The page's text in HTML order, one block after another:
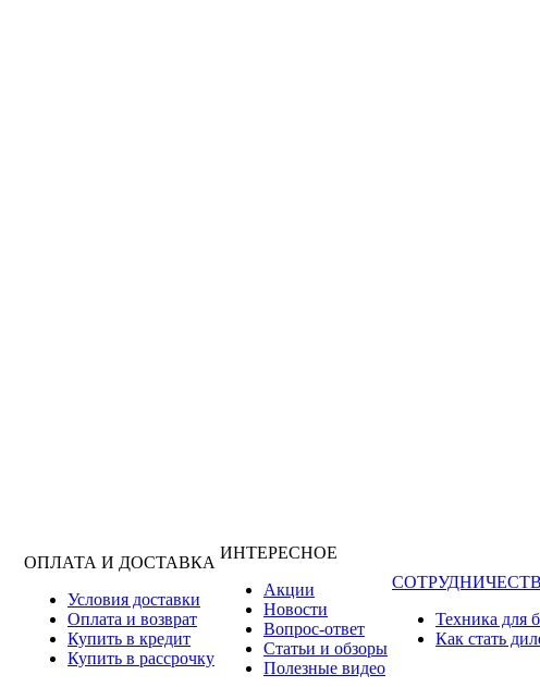
ОПЛАТА И ДОСТАВКА
Условия доставки
Оплата и возврат
Купить в кредит
Купить в рассрочку
ИНТЕРЕСНОЕ
Акции
Новости
Вопрос-ответ
Статьи и обзоры
Полезные видео
Техника для
Как стать